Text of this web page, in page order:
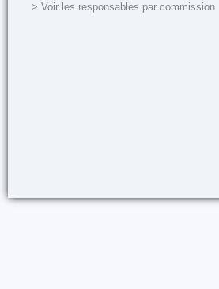
> Voir les responsables par commission